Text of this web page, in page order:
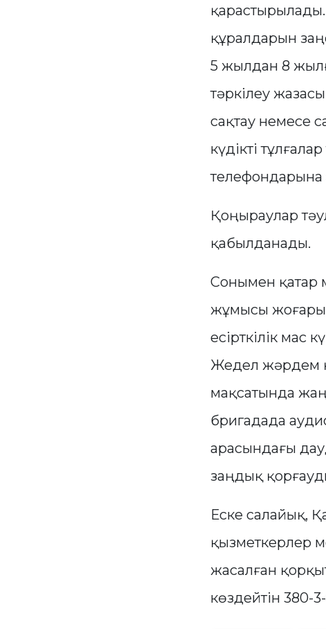
құралдарын
5 жылдан 8
тәркілеу
сақтау немесе
күдікті
телефондарына
Қоңыраулар
қабылданады.
Сонымен қатар
жұмысы жоғары
есірткілік мас
Жедел жәрдем
мақсатында
бригадада
арасындағы
заңдық
Еске салайық,
қызметкерлер
жасалған
көздейтін 380-